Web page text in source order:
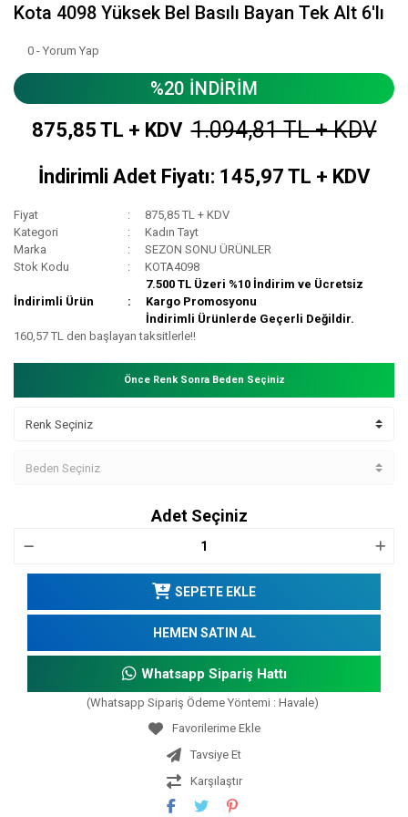
Kota 4098 Yüksek Bel Basılı Bayan Tek Alt 6'lı
0 - Yorum Yap
%20 İNDİRİM
875,85 TL + KDV 1.094,81 TL + KDV
İndirimli Adet Fiyatı: 145,97 TL + KDV
Fiyat
875,85 TL + KDV
Kategori
Kadın Tayt
Marka
SEZON SONU ÜRÜNLER
Stok Kodu
KOTA4098
İndirimli Ürün
7.500 TL Üzeri %10 İndirim ve Ücretsiz
Kargo Promosyonu
İndirimli Ürünlerde Geçerli Değildir.
160,57 TL den başlayan taksitlerle!!
Önce Renk Sonra Beden Seçiniz
Adet Seçiniz
SEPETE EKLE
HEMEN SATIN AL
Whatsapp Sipariş Hattı
(Whatsapp Sipariş Ödeme Yöntemi : Havale)
Tavsiye Et
Karşılaştır